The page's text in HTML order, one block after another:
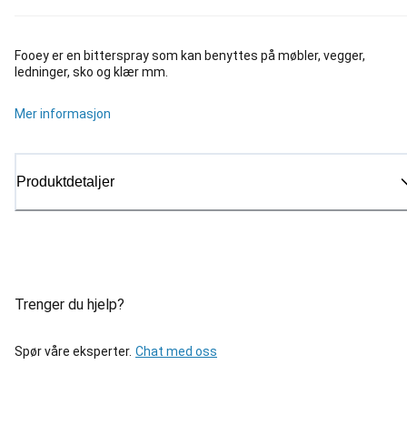
Fooey er en bitterspray som kan benyttes på møbler, vegger,
ledninger, sko og klær mm.
Mer informasjon
Produktdetaljer
Trenger du hjelp?
Spør våre eksperter. Chat med oss